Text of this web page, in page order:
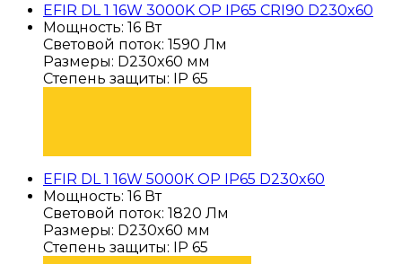
EFIR DL 1 16W 3000K OP IP65 CRI90 D230x60
Мощность: 16 Вт
Световой поток: 1590 Лм
Размеры: D230x60 мм
Степень защиты: IP 65
EFIR DL 1 16W 5000К OP IP65 D230x60
Мощность: 16 Вт
Световой поток: 1820 Лм
Размеры: D230x60 мм
Степень защиты: IP 65